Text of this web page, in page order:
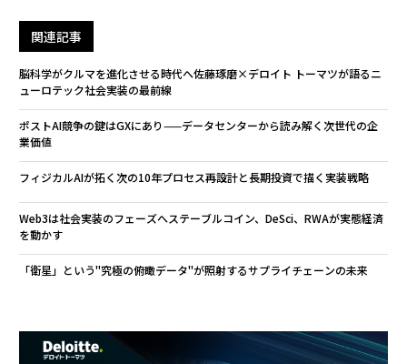
関連記事
脳科学がクルマを進化させる時代へ――佐藤琢磨×デロイト トーマツが語るニ
ューロテック社会実装の最前線
ポストAI競争の鍵はGXにあり——データセンターから読み解く次世代の企
業価値
フィジカルAIが拓く次の10年――プロセス再設計と長期投資で描く実装戦略
Web3は社会実装のフェーズへ――ステーブルコイン、DeSci、RWAが実態経済
を動かす
「衛星」という"究極の俯瞰データ"が照射するサプライチェーンの未来